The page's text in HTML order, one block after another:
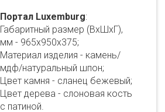
Портал Luxemburg:
Габаритный размер (ВхШхГ),
мм - 965х950х375;
Материал изделия - камень/
мдф/натуральный шпон;
Цвет камня - сланец бежевый;
Цвет дерева - слоновая кость
с патиной.